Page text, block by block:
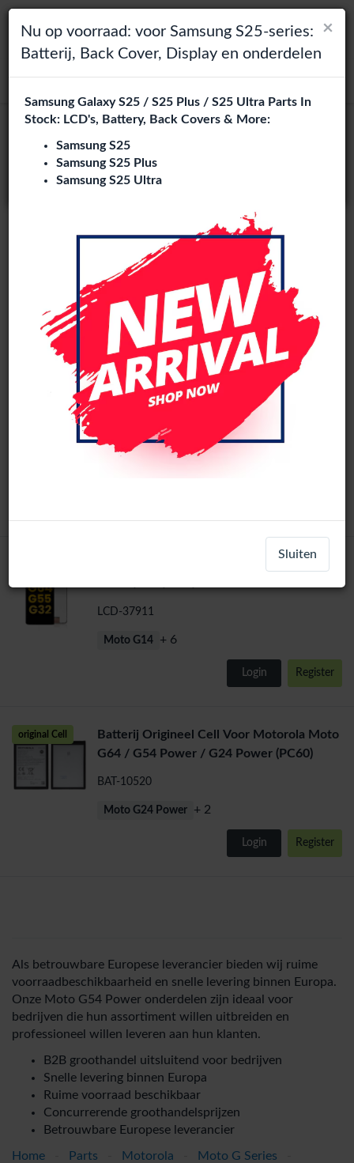
×
Kies je taal
Het lijkt erop dat je inVerenigde Statenbent.
Bezoeken.phone-city.nl
Blijf op deze site
Toggle navigation
zoeken
Login
Moto G54 Power onderdelen
groothandel
3 artikelen
Phone City is een gespecialiseerde B2B groothandel van
Moto G54 Power onderdelenin Europa. Wij leveren
exclusief aan reparatiebedrijven, retailers, webshops,
refurbishers en distributeurs met hoogwaardige onderdelen
tegen concurrerende groothandelsprijzen.
LCD Battery
Motorola Moto G14/G32/G54/G54
Power/G55/G64/G73 LCD Scherm Zonder
Frame (Alle kleuren)
LCD-1010204
LCD-37911
Moto G14 + 6
Login Register
original Cell
Batterij Origineel Cell Voor Motorola Moto
G64 / G54 Power / G24 Power (PC60)
BAT-10520
Moto G24 Power + 2
Login Register
Als betrouwbare Europese leverancier bieden wij ruime
voorraadbeschikbaarheid en snelle levering binnen Europa.
Onze Moto G54 Power onderdelen zijn ideaal voor
bedrijven die hun assortiment willen uitbreiden en
professioneel willen leveren aan hun klanten.
B2B groothandel uitsluitend voor bedrijven
Snelle levering binnen Europa
Ruime voorraad beschikbaar
Concurrerende groothandelsprijzen
Betrouwbare Europese leverancier
Home Parts Motorola Moto G Series
×
Nu op voorraad: voor Samsung S25-series:
Batterij, Back Cover, Display en onderdelen
Samsung Galaxy S25 / S25 Plus / S25 Ultra Parts In
Stock: LCD's, Battery, Back Covers & More:
Samsung S25
Samsung S25 Plus
Samsung S25 Ultra
Sluiten